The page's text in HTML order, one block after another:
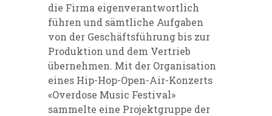
die Firma eigenverantwortlich
führen und sämtliche Aufgaben
von der Geschäftsführung bis zur
Produktion und dem Vertrieb
übernehmen. Mit der Organisation
eines Hip-Hop-Open-Air-Konzerts
«Overdose Music Festival»
sammelte eine Projektgruppe der